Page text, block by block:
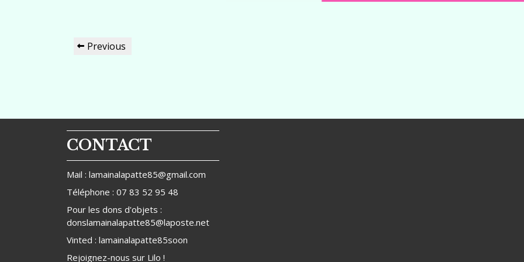
Navigation
Previous
Previous
CONTACT
Mail : lamainalapatte85@gmail.com
Téléphone : 07 83 52 95 48
Pour les dons d'objets :
donslamainalapatte85@laposte.net
Vinted : lamainalapatte85soon
Rejoignez-nous sur Lilo !